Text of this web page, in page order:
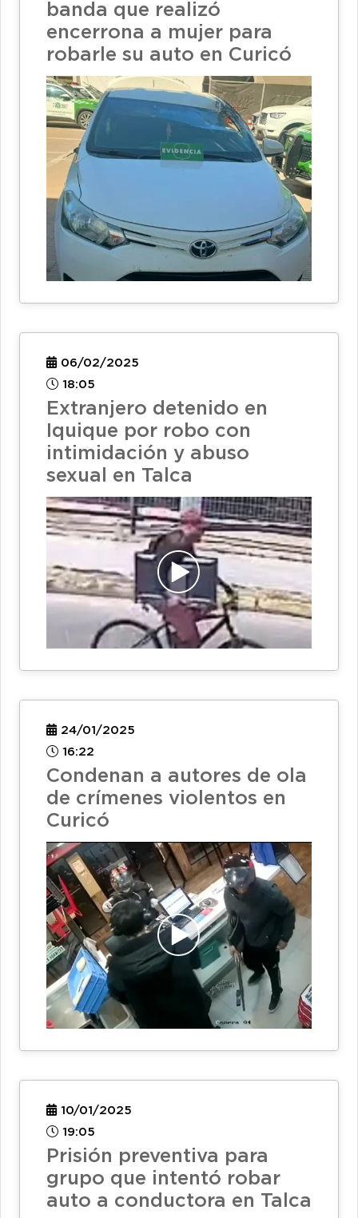
banda que realizó
encerrona a mujer para
robarle su auto en Curicó
06/02/2025
18:05
Extranjero detenido en
Iquique por robo con
intimidación y abuso
sexual en Talca
24/01/2025
16:22
Condenan a autores de ola
de crímenes violentos en
Curicó
10/01/2025
19:05
Prisión preventiva para
grupo que intentó robar
auto a conductora en Talca